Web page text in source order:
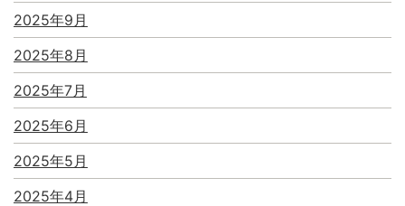
2025年9月
2025年8月
2025年7月
2025年6月
2025年5月
2025年4月